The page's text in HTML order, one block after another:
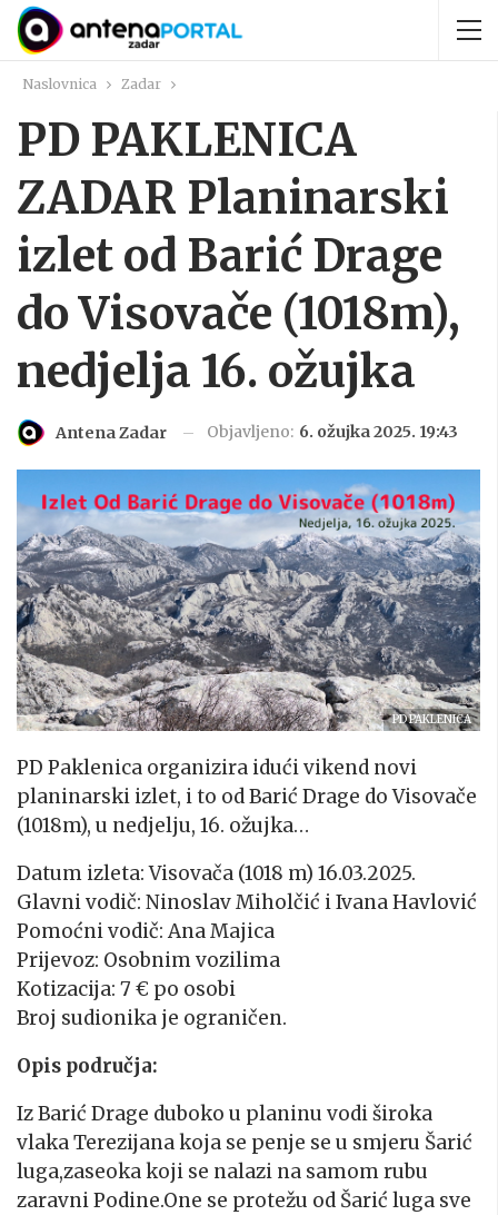
Naslovnica Zadar
PD PAKLENICA
ZADAR Planinarski
izlet od Barić Drage
do Visovače (1018m),
nedjelja 16. ožujka
Antena Zadar Objavljeno: 6. ožujka 2025. 19:43
PD PAKLENICA
PD Paklenica organizira idući vikend novi
planinarski izlet, i to od Barić Drage do Visovače
(1018m), u nedjelju, 16. ožujka…
Datum izleta: Visovača (1018 m) 16.03.2025.
Glavni vodič: Ninoslav Miholčić i Ivana Havlović
Pomoćni vodič: Ana Majica
Prijevoz: Osobnim vozilima
Kotizacija: 7 € po osobi
Broj sudionika je ograničen.
Opis područja:
Iz Barić Drage duboko u planinu vodi široka
vlaka Terezijana koja se penje se u smjeru Šarić
luga,zaseoka koji se nalazi na samom rubu
zaravni Podine.One se protežu od Šarić luga sve